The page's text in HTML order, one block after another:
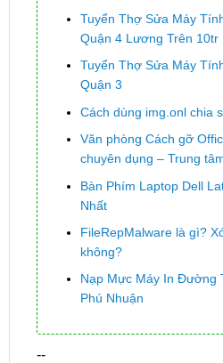
Tuyển Thợ Sửa Máy
Quận 4 Lương Trên 10tr
Tuyển Thợ Sửa Máy
Quận 3
Cách dùng img.onl chia
Văn phòng Cách gỡ
chuyên dụng – Trung
Bàn Phím Laptop Dell
Nhất
FileRepMalware là gì?
không?
Nạp Mực Máy In Đường
Phú Nhuận
--